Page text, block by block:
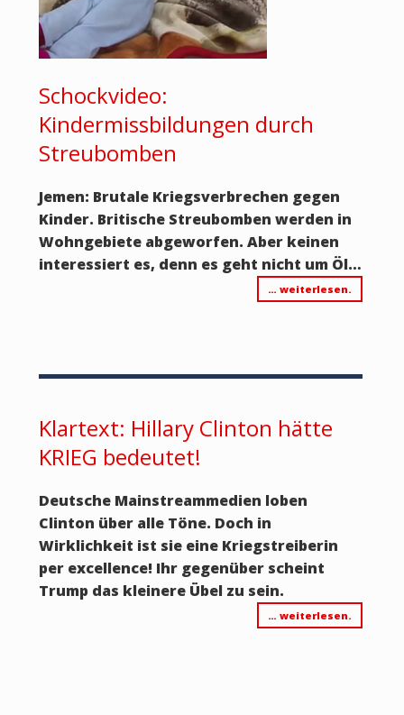
Schockvideo:
Kindermissbildungen durch
Streubomben
Jemen: Brutale Kriegsverbrechen gegen
Kinder. Britische Streubomben werden in
Wohngebiete abgeworfen. Aber keinen
interessiert es, denn es geht nicht um Öl…
… weiterlesen.
Klartext: Hillary Clinton hätte
KRIEG bedeutet!
Deutsche Mainstreammedien loben
Clinton über alle Töne. Doch in
Wirklichkeit ist sie eine Kriegstreiberin
per excellence! Ihr gegenüber scheint
Trump das kleinere Übel zu sein.
… weiterlesen.